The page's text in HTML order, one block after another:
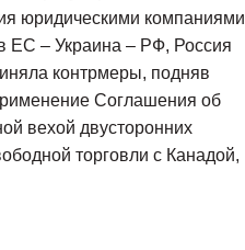
юридическими компаниями
ЕС – Украина – РФ, Россия
контрмеры, подняв
Соглашения об
вехой двусторонних
торговли с Канадой,